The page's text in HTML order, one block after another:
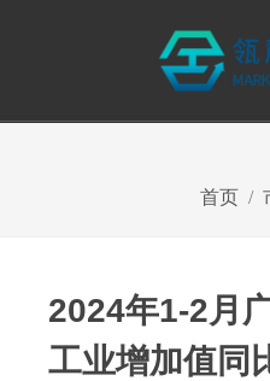
首页
2024年1-2月
工业增加值同